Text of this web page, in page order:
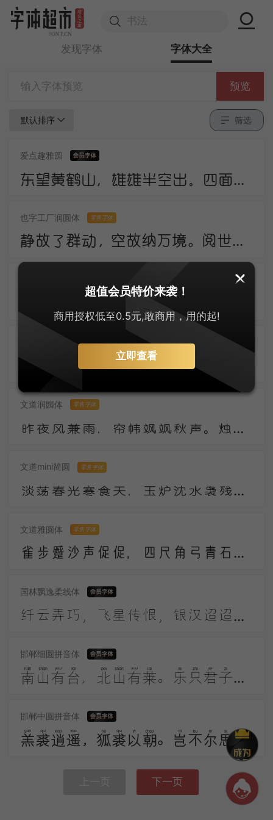
发现字体 字体大全
预览
默认排序 筛选
爱点趣雅圆
东望黄鹤山，雄雄半空出。四面生白云，中峰倚红日。岩峦行穹跨，峰嶂亦冥密。
也字工厂润圆体 零售字体
静故了群动，空故纳万境。阅世走人间，观身卧云岭。咸酸杂众好，中有至味永。诗法不相妨，此语当更请。
郑庆科静雅体-古朴版 零售字体
文道润园体 零售字体
昨夜风兼雨，帘帏飒飒秋声。烛残漏断频倚枕。起坐不能平。 世事漫随流水，算来一梦浮生。醉乡路稳宜频到，此外不堪行。
文道mini简圆 零售字体
淡荡春光寒食天，玉炉沈水袅残烟，梦回山枕隐花钿。海燕未来人斗草，江梅已过柳生绵，黄昏疏雨湿秋千。
文道雅圆体 零售字体
雀步蹙沙声促促，四尺角弓青石镞。黑幡三点铜鼓鸣，高作猿啼摇箭箙。彩巾缠踍幅半斜，溪头簇队映葛花。
国林飘逸柔线体
纤云弄巧，飞星传恨，银汉迢迢暗度。金风玉露一相逢，便胜却人间无数。柔情似水，佳期如梦，忍顾鹊桥归路。两情若是久长时，又岂在朝朝暮暮。
邯郸细圆拼音体
南山有台，北山有莱。乐只君子，邦家之基。乐只君子，万寿无期。南山有桑，北山有杨。乐只君子，邦家之光。乐只君子，万寿无疆。
邯郸中圆拼音体
羔裘逍遥，狐裘以朝。岂不尔思？劳心忉忉。羔裘翱翔，狐裘在堂。岂不尔思？我心忧伤。羔裘如膏，日出有曜。岂不尔思？中心是悼。
下一页
超值会员特价来袭！
商用授权低至0.5元,敢商用，用的起!
立即查看